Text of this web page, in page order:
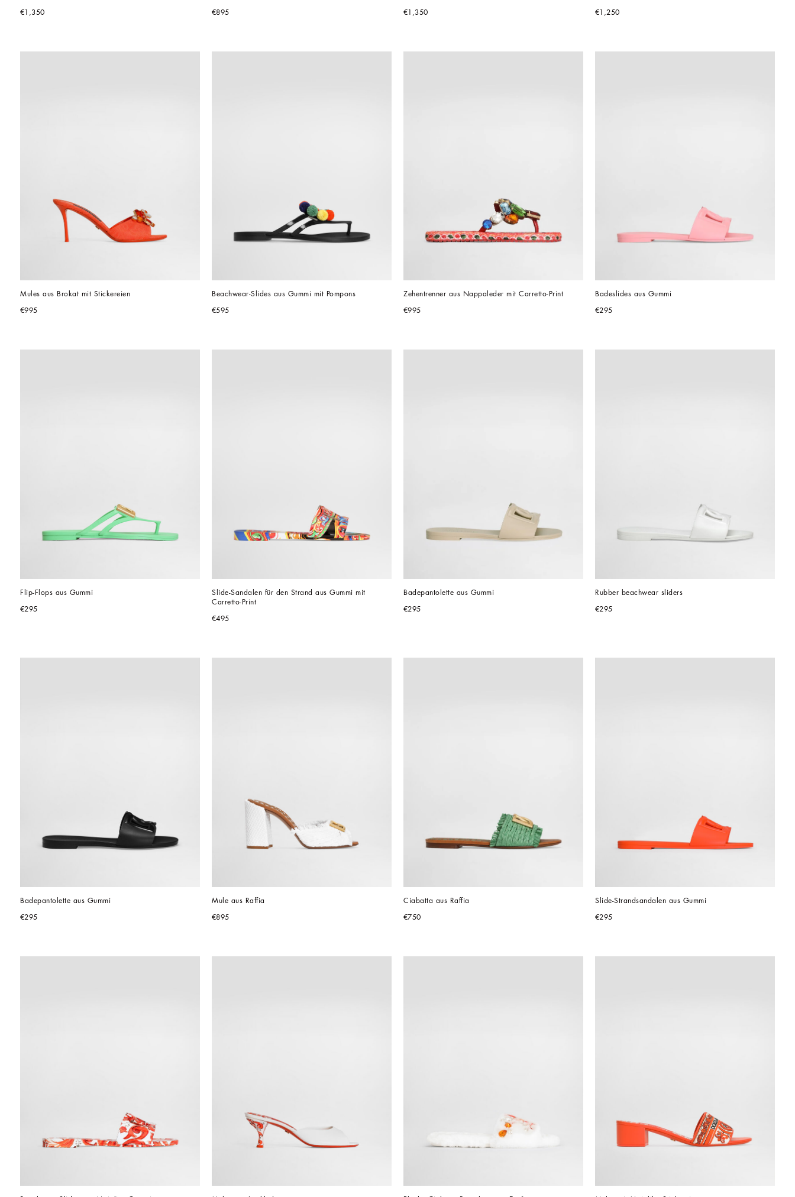
€1,350 €895 €1,350 €1,250
Mules aus Brokat mit Stickereien
€995
Beachwear-Slides aus Gummi mit Pompons
€595
Zehentrenner aus Nappaleder mit Carretto-Print
€995
Badeslides aus Gummi
€295
Flip-Flops aus Gummi
€295
Slide-Sandalen für den Strand aus Gummi mit
Carretto-Print
€495
Badepantolette aus Gummi
€295
Rubber beachwear sliders
€295
Badepantolette aus Gummi
€295
Mule aus Raffia
€895
Ciabatta aus Raffia
€750
Slide-Strandsandalen aus Gummi
€295